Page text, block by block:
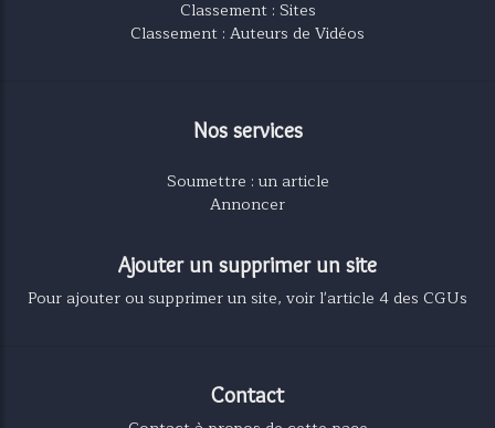
Classement : Sites
Classement : Auteurs de Vidéos
Nos services
Soumettre : un article
Annoncer
Ajouter un supprimer un site
Pour ajouter ou supprimer un site, voir l'article 4 des CGUs
Contact